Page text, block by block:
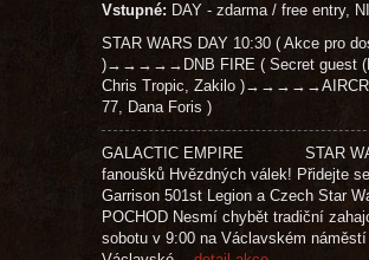
Vstupné: DAY - zdarma / free entry,
STAR WARS DAY 10:30 ( Akce pro
)→→→→→DNB FIRE ( Secret guest
Chris Tropic, Zakilo
77, Dana Foris )
GALACTIC EMPIRE STAR
fanoušků Hvězdných válek! Přidejte
Garrison 501st Legion a Czech Star
POCHOD Nesmí chybět tradiční
sobotu v 9:00 na Václavském